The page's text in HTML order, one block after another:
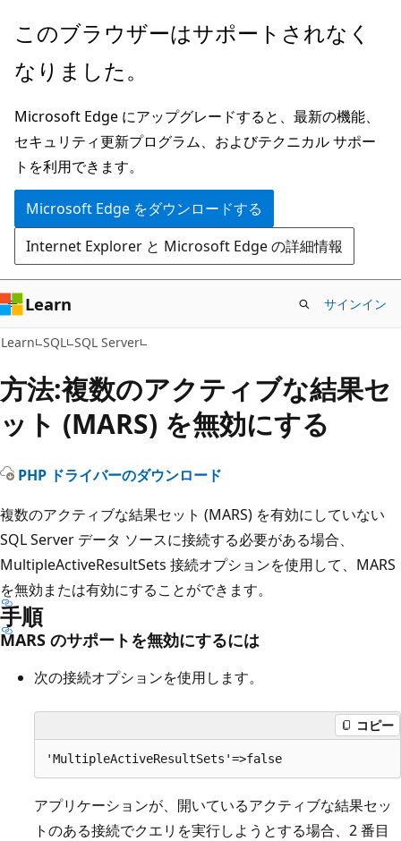
メ
ン
ン
テ
ン
ツ
に
ス
キ
ッ
プ
このブラウザーはサポートされなく
なりました。
Microsoft Edge にアップグレードすると、最新の機能、
セキュリティ更新プログラム、およびテクニカル サポー
トを利用できます。
Microsoft Edge をダウンロードする
Internet Explorer と Microsoft Edge の詳細情報
Learn サインイン
Learn SQL SQL Server
方法:複数のアクティブな結果セ
ット (MARS) を無効にする
PHP ドライバーのダウンロード
複数のアクティブな結果セット (MARS) を有効にしていない
SQL Server データ ソースに接続する必要がある場合、
MultipleActiveResultSets 接続オプションを使用して、MARS
を無効または有効にすることができます。
手順
MARS のサポートを無効にするには
次の接続オプションを使用します。
コピー
アプリケーションが、開いているアクティブな結果セッ
トのある接続でクエリを実行しようとする場合、2 番目